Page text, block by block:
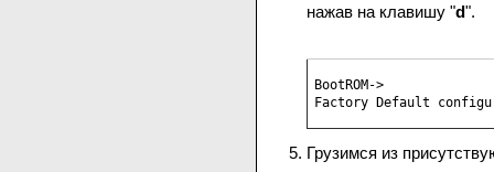
нажав на клавишу "d".
BootROM->
Factory Default
Грузимся из